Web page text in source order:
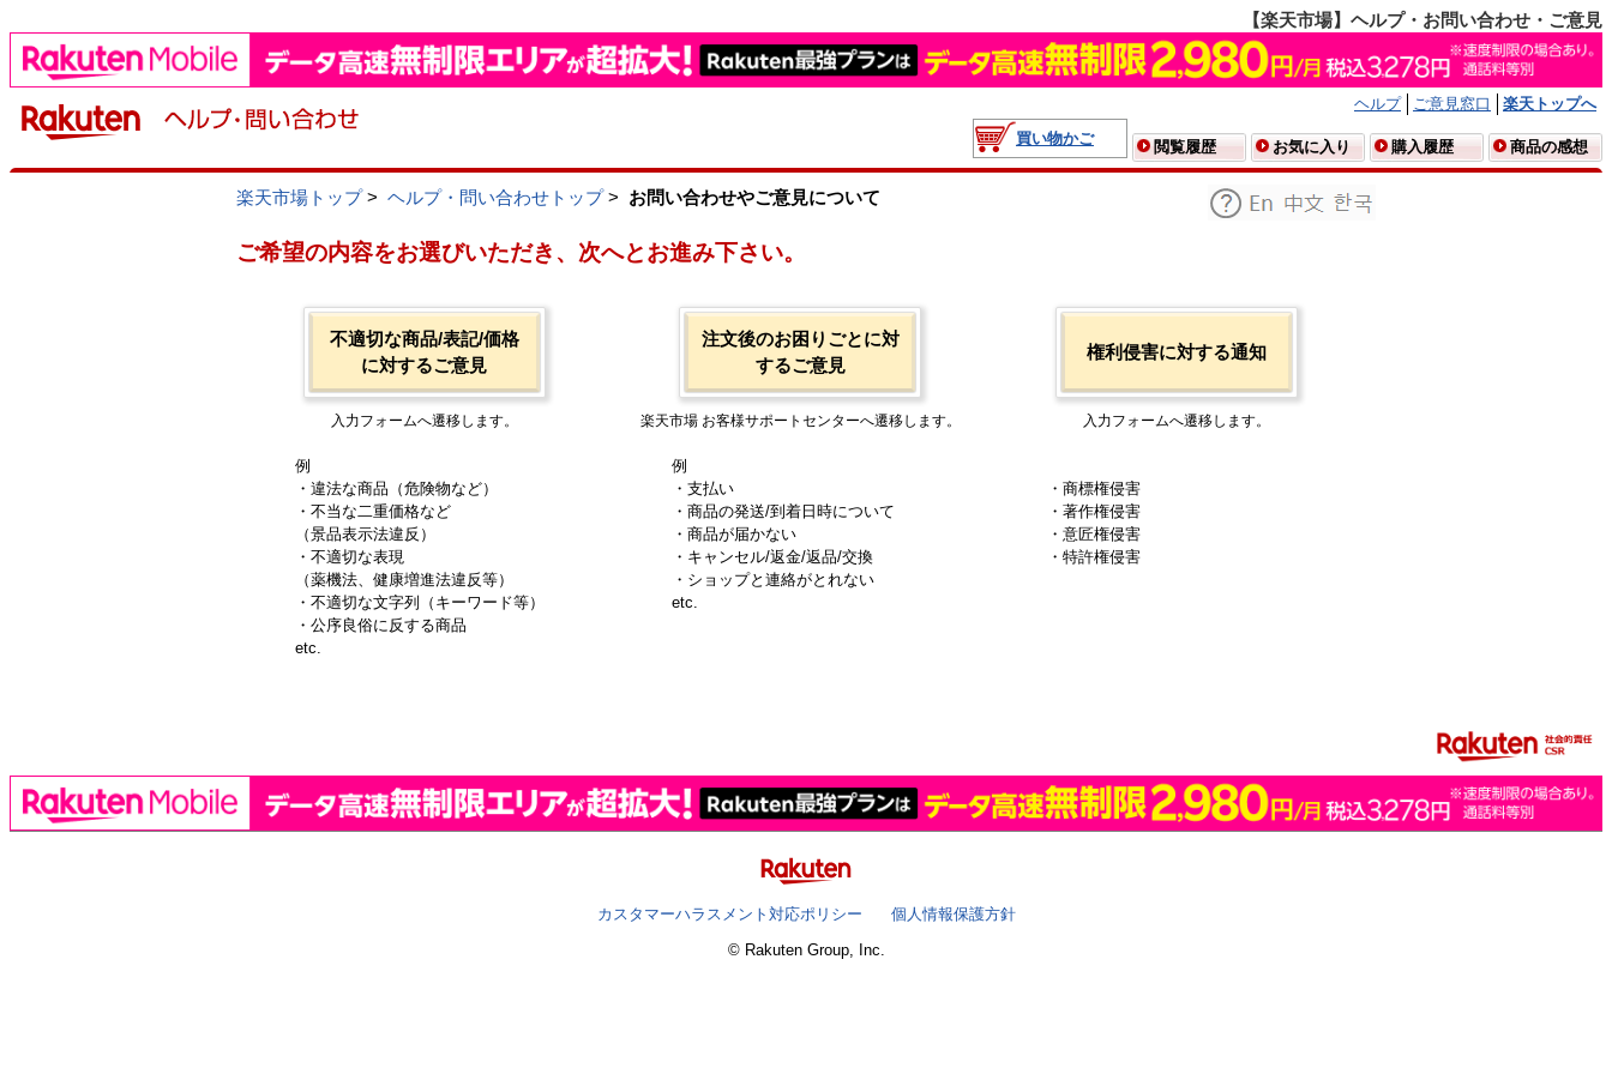
【楽天市場】ヘルプ・お問い合わせ・ご意見
ヘルプ ご意見窓口
楽天トップへ
買い物かご
閲覧履歴 お気に入り 購入履歴 商品の感想
楽天市場トップ> ヘルプ・問い合わせトップ> お問い合わせやご意見について
ご希望の内容をお選びいただき、次へとお進み下さい。
不適切な商品/表記/価格
に対するご意見
入力フォームへ遷移します。
例
・違法な商品（危険物など）
・不当な二重価格など
（景品表示法違反）
・不適切な表現
（薬機法、健康増進法違反等）
・不適切な文字列（キーワード等）
・公序良俗に反する商品
etc.
注文後のお困りごとに対
するご意見
楽天市場 お客様サポートセンターへ遷移します。
例
・支払い
・商品の発送/到着日時について
・商品が届かない
・キャンセル/返金/返品/交換
・ショップと連絡がとれない
etc.
権利侵害に対する通知
入力フォームへ遷移します。
・商標権侵害
・著作権侵害
・意匠権侵害
・特許権侵害
カスタマーハラスメント対応ポリシー
個人情報保護方針
© Rakuten Group, Inc.